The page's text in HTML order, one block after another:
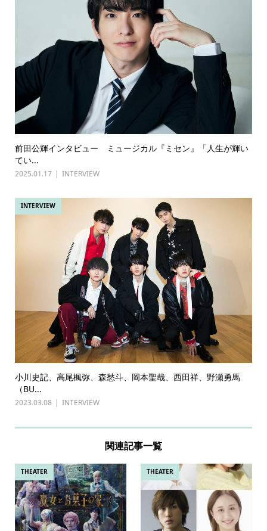
前田公輝インタビュー ミュージカル『ミセン』「人生が輝い
てい...
2025.01.17 INTERVIEW
INTERVIEW
小川史記、高尾楓弥、森愁斗、岡本聖哉、西田祥、野瀬勇馬
（BU...
2023.03.08 INTERVIEW
関連記事一覧
THEATER THEATER